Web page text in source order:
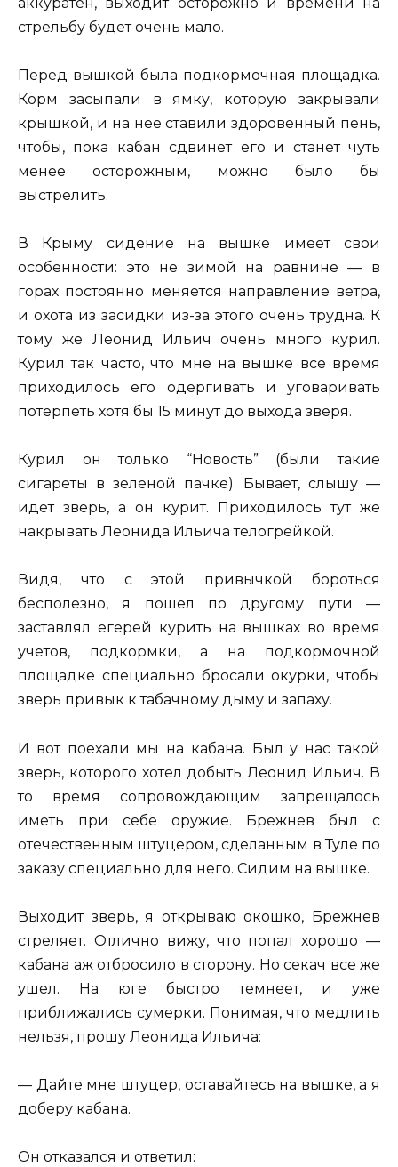
стрельбу будет очень мало.
Перед вышкой была подкормочная площадка.
Корм засыпали в ямку, которую закрывали
крышкой, и на нее ставили здоровенный пень,
чтобы, пока кабан сдвинет его и станет чуть
менее осторожным, можно было бы
выстрелить.
В Крыму сидение на вышке имеет свои
особенности: это не зимой на равнине — в
горах постоянно меняется направление ветра,
и охота из засидки из-за этого очень трудна. К
тому же Леонид Ильич очень много курил.
Курил так часто, что мне на вышке все время
приходилось его одергивать и уговаривать
потерпеть хотя бы 15 минут до выхода зверя.
Курил он только “Новость” (были такие
сигареты в зеленой пачке). Бывает, слышу —
идет зверь, а он курит. Приходилось тут же
накрывать Леонида Ильича телогрейкой.
Видя, что с этой привычкой бороться
бесполезно, я пошел по другому пути —
заставлял егерей курить на вышках во время
учетов, подкормки, а на подкормочной
площадке специально бросали окурки, чтобы
зверь привык к табачному дыму и запаху.
И вот поехали мы на кабана. Был у нас такой
зверь, которого хотел добыть Леонид Ильич. В
то время сопровождающим запрещалось
иметь при себе оружие. Брежнев был с
отечественным штуцером, сделанным в Туле по
заказу специально для него. Сидим на вышке.
Выходит зверь, я открываю окошко, Брежнев
стреляет. Отлично вижу, что попал хорошо —
кабана аж отбросило в сторону. Но секач все же
ушел. На юге быстро темнеет, и уже
приближались сумерки. Понимая, что медлить
нельзя, прошу Леонида Ильича:
— Дайте мне штуцер, оставайтесь на вышке, а я
доберу кабана.
Он отказался и ответил: